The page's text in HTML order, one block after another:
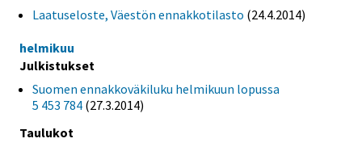
Laatuseloste, Väestön ennakkotilasto (24.4.2014)
helmikuu
Julkistukset
Suomen ennakkoväkiluku helmikuun lopussa
5 453 784 (27.3.2014)
Taulukot